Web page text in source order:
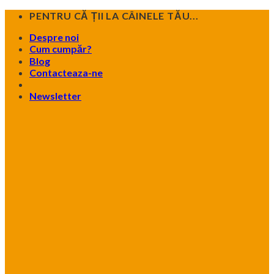
Skip
content
PENTRU CĂ ȚII LA CÂINELE TĂU...
Despre noi
Cum cumpăr?
Blog
Contacteaza-ne
Newsletter